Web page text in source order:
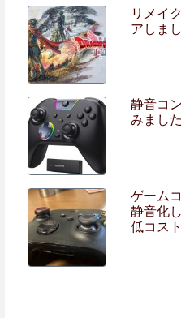
リメイ
アしま
静音コ
みまし
ゲーム
静音化
低コス